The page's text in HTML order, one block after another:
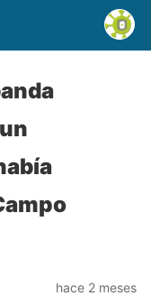
hace 2 meses